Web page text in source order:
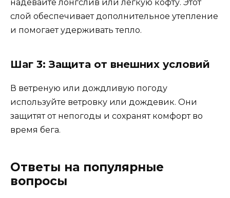
надевайте лонгслив или легкую кофту. Этот
слой обеспечивает дополнительное утепление
и помогает удерживать тепло.
Шаг 3: Защита от внешних условий
В ветреную или дождливую погоду
используйте ветровку или дождевик. Они
защитят от непогоды и сохранят комфорт во
время бега.
Ответы на популярные
вопросы